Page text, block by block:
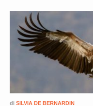
di SILVIA DE BERNARDIN